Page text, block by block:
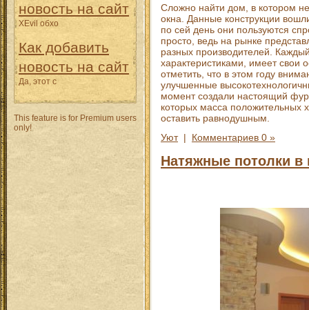
новость на сайт
XEvil обхо
Как добавить
новость на сайт
Да, этот с
This feature is for Premium users
only!
Сложно найти дом, в котором
окна. Данные конструкции
по сей день они пользуются
просто, ведь на рынке
разных производителей.
характеристиками, имеет свои
отметить, что в этом году
улучшенные
момент создали настоящий
которых масса положительных
оставить равнодушным.
Уют| Комментариев 0 »
Натяжные потолки в